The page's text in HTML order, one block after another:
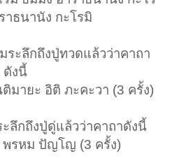
าธนานัง กะโรมิ
ระลึกถึงปู่ทวดแล้วว่าคาถา
ดังนี้
มายะ อิติ ภะคะวา (3 ครั้ง)
ลึกถึงปู่ดู่แล้วว่าคาถาดังนี้
พรหม ปัญโญ (3 ครั้ง)